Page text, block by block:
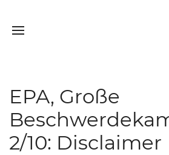
EPA, Große
2/10: Disclaimer